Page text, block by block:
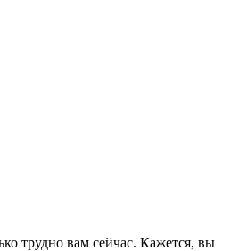
трудно вам сейчас. Кажется, вы